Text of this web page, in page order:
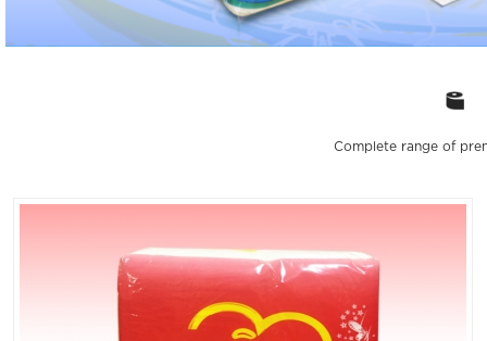
Complete range of